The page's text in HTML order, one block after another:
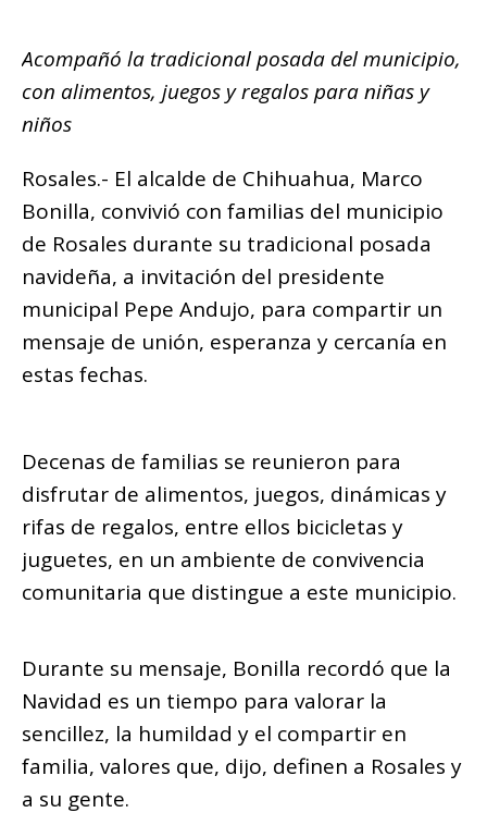
o
k
p e
r
k
ti
r
Acompañó la tradicional posada del municipio,
con alimentos, juegos y regalos para niñas y
niños
Rosales.- El alcalde de Chihuahua, Marco
Bonilla, convivió con familias del municipio
de Rosales durante su tradicional posada
navideña, a invitación del presidente
municipal Pepe Andujo, para compartir un
mensaje de unión, esperanza y cercanía en
estas fechas.
Decenas de familias se reunieron para
disfrutar de alimentos, juegos, dinámicas y
rifas de regalos, entre ellos bicicletas y
juguetes, en un ambiente de convivencia
comunitaria que distingue a este municipio.
Durante su mensaje, Bonilla recordó que la
Navidad es un tiempo para valorar la
sencillez, la humildad y el compartir en
familia, valores que, dijo, definen a Rosales y
a su gente.